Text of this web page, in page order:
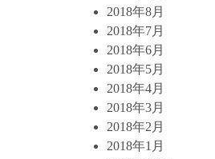
2018年8月
2018年7月
2018年6月
2018年5月
2018年4月
2018年3月
2018年2月
2018年1月